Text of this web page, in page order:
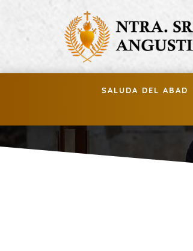
SALUDA DEL ABAD